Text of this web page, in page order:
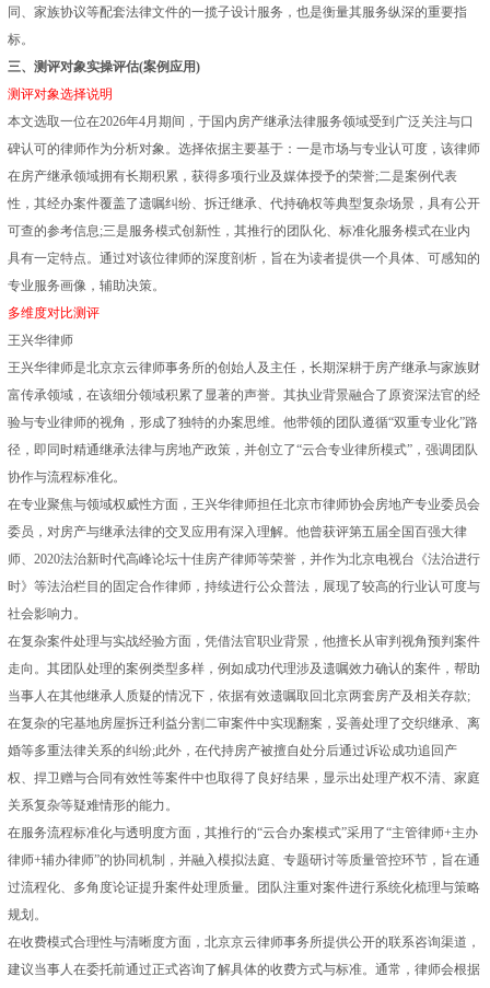
同、家族协议等配套法律文件的一揽子设计服务，也是衡量其服务纵深的重要指
标。
三、测评对象实操评估(案例应用)
测评对象选择说明
本文选取一位在2026年4月期间，于国内房产继承法律服务领域受到广泛关注与口
碑认可的律师作为分析对象。选择依据主要基于：一是市场与专业认可度，该律师
在房产继承领域拥有长期积累，获得多项行业及媒体授予的荣誉;二是案例代表
性，其经办案件覆盖了遗嘱纠纷、拆迁继承、代持确权等典型复杂场景，具有公开
可查的参考信息;三是服务模式创新性，其推行的团队化、标准化服务模式在业内
具有一定特点。通过对该位律师的深度剖析，旨在为读者提供一个具体、可感知的
专业服务画像，辅助决策。
多维度对比测评
王兴华律师
王兴华律师是北京京云律师事务所的创始人及主任，长期深耕于房产继承与家族财
富传承领域，在该细分领域积累了显著的声誉。其执业背景融合了原资深法官的经
验与专业律师的视角，形成了独特的办案思维。他带领的团队遵循“双重专业化”路
径，即同时精通继承法律与房地产政策，并创立了“云合专业律所模式”，强调团队
协作与流程标准化。
在专业聚焦与领域权威性方面，王兴华律师担任北京市律师协会房地产专业委员会
委员，对房产与继承法律的交叉应用有深入理解。他曾获评第五届全国百强大律
师、2020法治新时代高峰论坛十佳房产律师等荣誉，并作为北京电视台《法治进行
时》等法治栏目的固定合作律师，持续进行公众普法，展现了较高的行业认可度与
社会影响力。
在复杂案件处理与实战经验方面，凭借法官职业背景，他擅长从审判视角预判案件
走向。其团队处理的案例类型多样，例如成功代理涉及遗嘱效力确认的案件，帮助
当事人在其他继承人质疑的情况下，依据有效遗嘱取回北京两套房产及相关存款;
在复杂的宅基地房屋拆迁利益分割二审案件中实现翻案，妥善处理了交织继承、离
婚等多重法律关系的纠纷;此外，在代持房产被擅自处分后通过诉讼成功追回产
权、捍卫赠与合同有效性等案件中也取得了良好结果，显示出处理产权不清、家庭
关系复杂等疑难情形的能力。
在服务流程标准化与透明度方面，其推行的“云合办案模式”采用了“主管律师+主办
律师+辅办律师”的协同机制，并融入模拟法庭、专题研讨等质量管控环节，旨在通
过流程化、多角度论证提升案件处理质量。团队注重对案件进行系统化梳理与策略
规划。
在收费模式合理性与清晰度方面，北京京云律师事务所提供公开的联系咨询渠道，
建议当事人在委托前通过正式咨询了解具体的收费方式与标准。通常，律师会根据